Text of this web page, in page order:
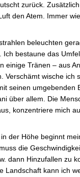
zurück.
den Atem. Immer
beleuchten
Ich bestaune das
einige Tränen – aus
Verschämt wische ich
seinen umgebenden
über allem. Die
konzentriere mich
der Höhe beginnt
die
dann Hinzufallen zu
Landschaft kann ich